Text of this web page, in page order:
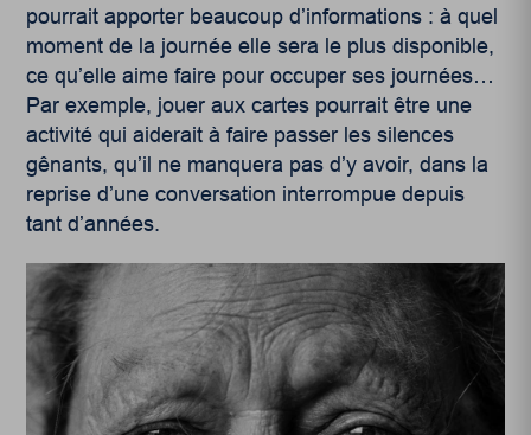
pourrait apporter beaucoup d’informations : à quel
moment de la journée elle sera le plus disponible,
ce qu’elle aime faire pour occuper ses journées…
Par exemple, jouer aux cartes pourrait être une
activité qui aiderait à faire passer les silences
gênants, qu’il ne manquera pas d’y avoir, dans la
reprise d’une conversation interrompue depuis
tant d’années.